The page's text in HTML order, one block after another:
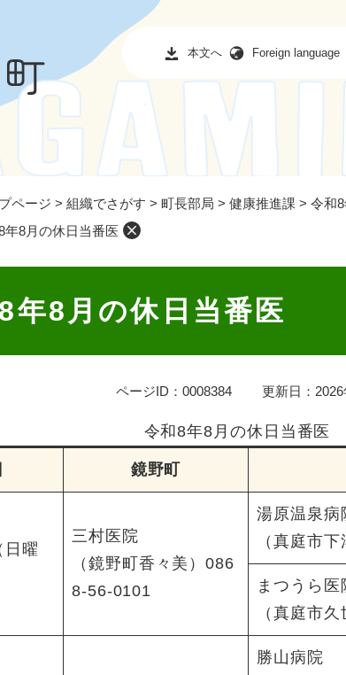
本文へ Foreign language
ページ > 組織でさがす > 町長部局 > 健康推進課 > 令和
年8月の休日当番医
年8月の休日当番医
ページID：0008384 更新日：
令和8年8月の休日当番医
鏡野町
日曜
三村医院
（鏡野町香々美）086
8-56-0101
湯原温泉病
（真庭市
まつうら医
（真庭市
勝山病院